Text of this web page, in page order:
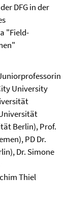
DFG in der
"Field-
University
Berlin),Prof.
PD Dr.
Dr. Simone
Thiel